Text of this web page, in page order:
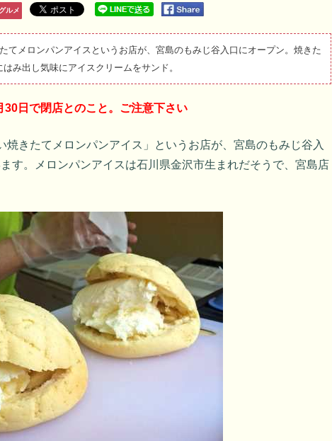
ルメ
てメロンパンアイスというお店が、宮島のもみじ谷入口にオープン。焼きた
み出し気味にアイスクリームをサンド。
日で閉店とのこと。ご注意下さい
焼きたてメロンパンアイス」というお店が、宮島のもみじ谷入
す。メロンパンアイスは石川県金沢市生まれだそうで、宮島店